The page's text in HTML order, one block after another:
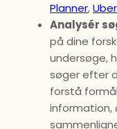
Planner,
Analysér
på dine
undersøge,
søger efter
forstå
information,